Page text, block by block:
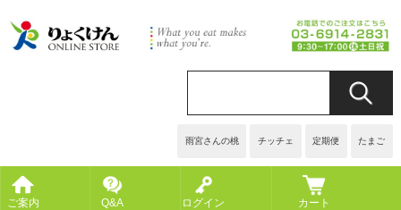
雨宮さんの桃 チッチェ 定期便 たまご
ご案内 Q&A ログイン カート